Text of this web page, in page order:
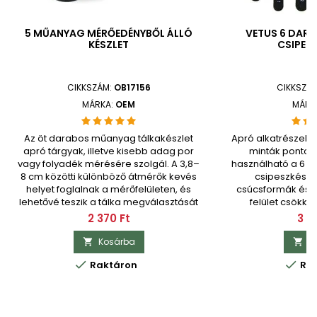
5 MŰANYAG MÉRŐEDÉNYBŐL ÁLLÓ
KÉSZLET
CIKKSZÁM: OB17156
MÁRKA: OEM
Az öt darabos műanyag tálkakészlet
apró tárgyak, illetve kisebb adag por
vagy folyadék mérésére szolgál. A 3,8–
8 cm közötti különböző átmérők kevés
helyet foglalnak a mérőfelületen, és
lehetővé teszik a tálka megválasztását
az anyag mennyiségéhez, hogy a
tartalom kényelmesen elférjen
benne.check_circleTípus: mérőtálka
készlet...
Ár
2 370 Ft
 Kosárba
 Raktáron
VETUS 6
Apró alkatrészek,
minták
használható a 6
csúcsformák és
felület
alkatrészek
kockázatát, a
óvják a
Ár
3

